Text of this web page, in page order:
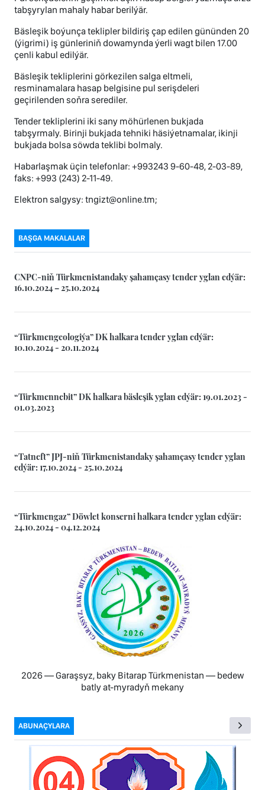
tabşyrylan mahaly habar berilýär.
Bäsleşik boýunça teklipler bildiriş çap edilen gününden 20
(ýigrimi) iş günleriniň dowamynda ýerli wagt bilen 17.00
çenli kabul edilýär.
Bäsleşik tekliplerini görkezilen salga eltmeli,
resminamalara hasap belgisine pul serişdeleri
geçirilenden soňra serediler.
Tender tekliplerini iki sany möhürlenen bukjada
tabşyrmaly. Birinji bukjada tehniki häsiýetnamalar, ikinji
bukjada bolsa söwda teklibi bolmaly.
Habarlaşmak üçin telefonlar: +993243 9-60-48, 2-03-89,
faks: +993 (243) 2-11-49.
Elektron salgysy: tngizt@online.tm;
BAŞGA MAKALALAR
CNPC-niň Türkmenistandaky şahamçasy tender yglan edýär:
16.10.2024 – 25.10.2024
“Türkmengeologiýa” DK halkara tender yglan edýär:
10.10.2024 - 20.11.2024
“Türkmennebit” DK halkara bäsleşik yglan edýär: 19.01.2023 -
01.03.2023
“Tatneft” JPJ-niň Türkmenistandaky şahamçasy tender yglan
edýär: 17.10.2024 - 25.10.2024
“Türkmengaz” Döwlet konserni halkara tender yglan edýär:
24.10.2024 - 04.12.2024
2026 — Garaşsyz, baky Bitarap Türkmenistan — bedew
batly at-myradyň mekany
ABUNAÇYLARA